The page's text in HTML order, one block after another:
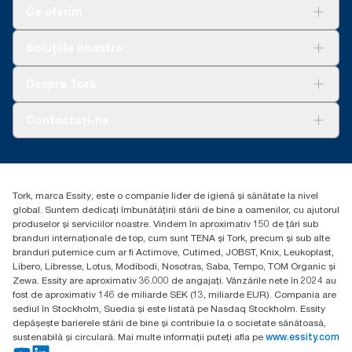
Reprezintă sortimentul european de rezerve Tork OptiServe®
combinate cu datele de consum. Deoarece aceste date sunt o
Essity Hungary Kft. Professional Hygiene
Budakeszi út 51.
Tork, marca Essity, este o companie lider de igienă și sănătate la nivel
global. Suntem dedicați îmbunătățirii stării de bine a oamenilor, cu ajutorul
produselor și serviciilor noastre. Vindem în aproximativ 150 de țări sub
branduri internaționale de top, cum sunt TENA și Tork, precum și sub alte
branduri puternice cum ar fi Actimove, Cutimed, JOBST, Knix, Leukoplast,
Libero, Libresse, Lotus, Modibodi, Nosotras, Saba, Tempo, TOM Organic și
Zewa. Essity are aproximativ 36.000 de angajați. Vânzările nete în 2024 au
fost de aproximativ 146 de miliarde SEK (13, miliarde EUR). Compania are
sediul în Stockholm, Suedia și este listată pe Nasdaq Stockholm. Essity
depășește barierele stării de bine și contribuie la o societate sănătoasă,
sustenabilă și circulară. Mai multe informații puteți afla pe www.essity.com